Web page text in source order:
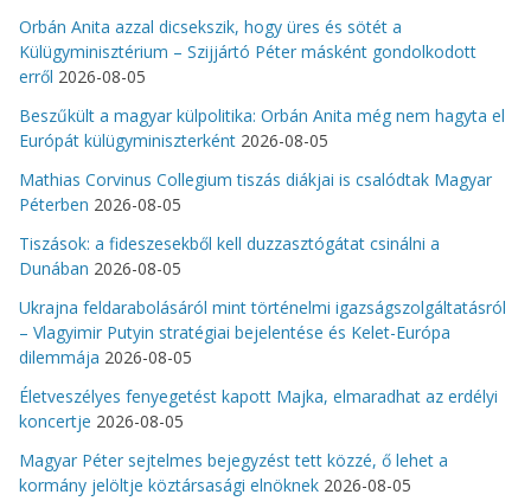
Orbán Anita azzal dicsekszik, hogy üres és sötét a
Külügyminisztérium – Szijjártó Péter másként gondolkodott
erről 2026-08-05
Beszűkült a magyar külpolitika: Orbán Anita még nem hagyta el
Európát külügyminiszterként 2026-08-05
Mathias Corvinus Collegium tiszás diákjai is csalódtak Magyar
Péterben 2026-08-05
Tiszások: a fideszesekből kell duzzasztógátat csinálni a
Dunában 2026-08-05
Ukrajna feldarabolásáról mint történelmi igazságszolgáltatásról
– Vlagyimir Putyin stratégiai bejelentése és Kelet-Európa
dilemmája 2026-08-05
Életveszélyes fenyegetést kapott Majka, elmaradhat az erdélyi
koncertje 2026-08-05
Magyar Péter sejtelmes bejegyzést tett közzé, ő lehet a
kormány jelöltje köztársasági elnöknek 2026-08-05